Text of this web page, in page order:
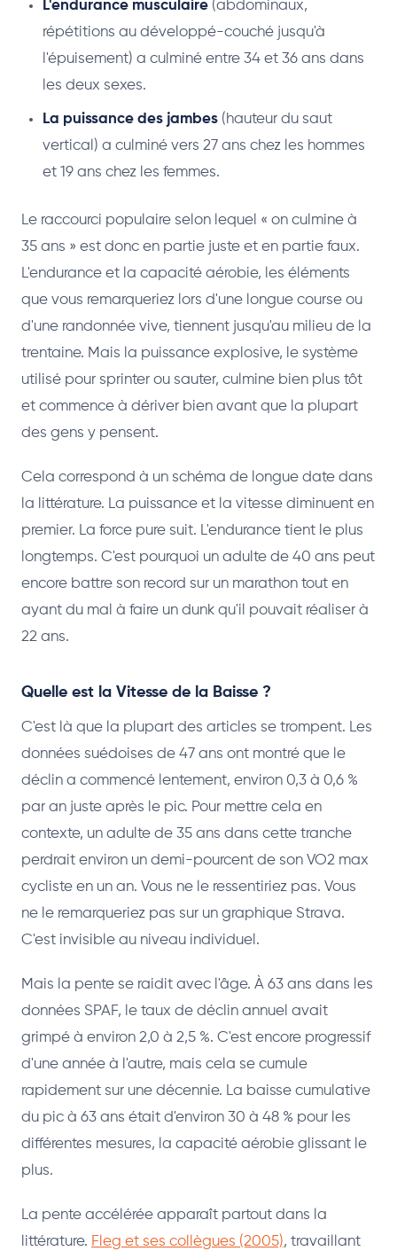
L'endurance musculaire (abdominaux,
répétitions au développé-couché jusqu'à
l'épuisement) a culminé entre 34 et 36 ans dans
les deux sexes.
La puissance des jambes (hauteur du saut
vertical) a culminé vers 27 ans chez les hommes
et 19 ans chez les femmes.
Le raccourci populaire selon lequel « on culmine à
35 ans » est donc en partie juste et en partie faux.
L'endurance et la capacité aérobie, les éléments
que vous remarqueriez lors d'une longue course ou
d'une randonnée vive, tiennent jusqu'au milieu de la
trentaine. Mais la puissance explosive, le système
utilisé pour sprinter ou sauter, culmine bien plus tôt
et commence à dériver bien avant que la plupart
des gens y pensent.
Cela correspond à un schéma de longue date dans
la littérature. La puissance et la vitesse diminuent en
premier. La force pure suit. L'endurance tient le plus
longtemps. C'est pourquoi un adulte de 40 ans peut
encore battre son record sur un marathon tout en
ayant du mal à faire un dunk qu'il pouvait réaliser à
22 ans.
Quelle est la Vitesse de la Baisse ?
C'est là que la plupart des articles se trompent. Les
données suédoises de 47 ans ont montré que le
déclin a commencé lentement, environ 0,3 à 0,6 %
par an juste après le pic. Pour mettre cela en
contexte, un adulte de 35 ans dans cette tranche
perdrait environ un demi-pourcent de son VO2 max
cycliste en un an. Vous ne le ressentiriez pas. Vous
ne le remarqueriez pas sur un graphique Strava.
C'est invisible au niveau individuel.
Mais la pente se raidit avec l'âge. À 63 ans dans les
données SPAF, le taux de déclin annuel avait
grimpé à environ 2,0 à 2,5 %. C'est encore progressif
d'une année à l'autre, mais cela se cumule
rapidement sur une décennie. La baisse cumulative
du pic à 63 ans était d'environ 30 à 48 % pour les
différentes mesures, la capacité aérobie glissant le
plus.
La pente accélérée apparaît partout dans la
littérature. Fleg et ses collègues (2005), travaillant